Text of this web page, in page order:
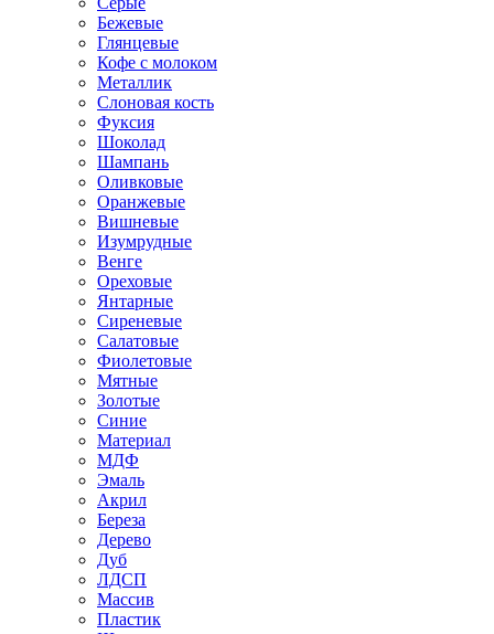
Бежевые
Глянцевые
Кофе с молоком
Металлик
Слоновая кость
Фуксия
Шоколад
Шампань
Оливковые
Оранжевые
Вишневые
Изумрудные
Венге
Ореховые
Янтарные
Сиреневые
Салатовые
Фиолетовые
Мятные
Золотые
Синие
Материал
МДФ
Эмаль
Акрил
Береза
Дерево
Дуб
ЛДСП
Массив
Пластик